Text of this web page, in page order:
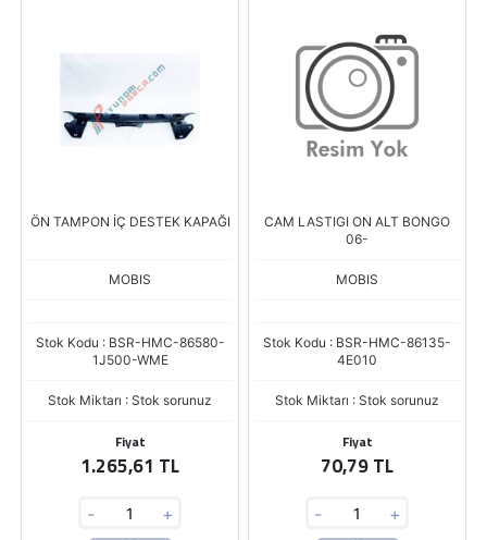
ÖN TAMPON İÇ DESTEK KAPAĞI
MOBIS
Stok Kodu : BSR-HMC-86580-
1J500-WME
Stok Miktarı : Stok sorunuz
Fiyat
1.265,61 TL
- +
CAM LASTIGI ON ALT BONGO
06-
MOBIS
Stok Kodu : BSR-HMC-86135-
4E010
Stok Miktarı : Stok sorunuz
Fiyat
70,79 TL
- +